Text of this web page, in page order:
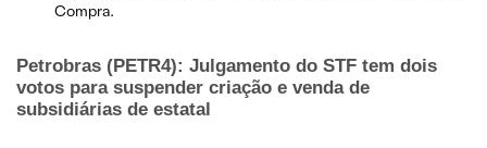
Compra.
Petrobras (PETR4): Julgamento do STF tem dois
votos para suspender criação e venda de
subsidiárias de estatal